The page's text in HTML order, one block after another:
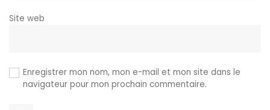
Site web
Enregistrer mon nom, mon e-mail et mon site dans le
navigateur pour mon prochain commentaire.